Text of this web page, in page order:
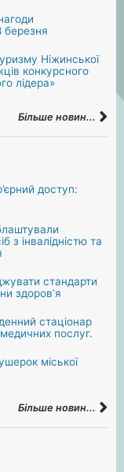
березня
Ніжинської
конкурсного
лідера»
Більше новин...
доступ:
з інвалідністю та
стандарти
здоров’я
стаціонар
медичних послуг.
міської
Більше новин...